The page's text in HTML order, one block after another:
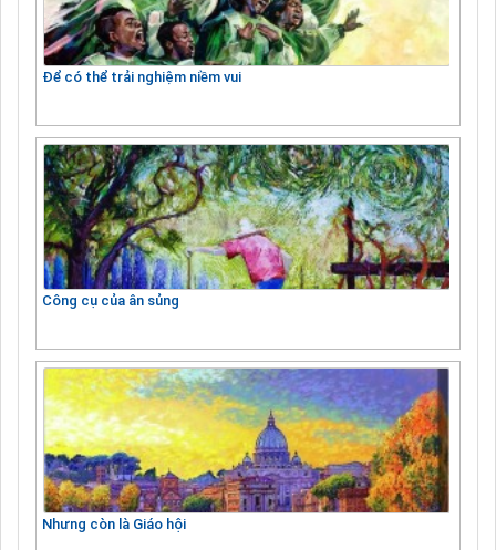
Để có thể trải nghiệm niềm vui
Công cụ của ân sủng
Nhưng còn là Giáo hội